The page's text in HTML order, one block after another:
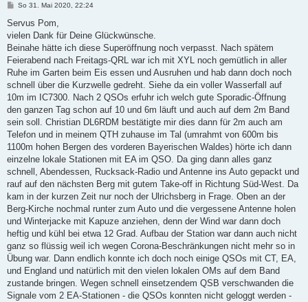
B
i
r
a
So 31. Mai 2020, 22:24
Servus Pom,
vielen Dank für Deine Glückwünsche.
Beinahe hätte ich diese Superöffnung noch verpasst. Nach spätem
Feierabend nach Freitags-QRL war ich mit XYL noch gemütlich in aller
Ruhe im Garten beim Eis essen und Ausruhen und hab dann doch noch
schnell über die Kurzwelle gedreht. Siehe da ein voller Wasserfall auf
10m im IC7300. Nach 2 QSOs erfuhr ich welch gute Sporadic-Öffnung
den ganzen Tag schon auf 10 und 6m läuft und auch auf dem 2m Band
sein soll. Christian DL6RDM bestätigte mir dies dann für 2m auch am
Telefon und in meinem QTH zuhause im Tal (umrahmt von 600m bis
1100m hohen Bergen des vorderen Bayerischen Waldes) hörte ich dann
einzelne lokale Stationen mit EA im QSO. Da ging dann alles ganz
schnell, Abendessen, Rucksack-Radio und Antenne ins Auto gepackt und
rauf auf den nächsten Berg mit gutem Take-off in Richtung Süd-West. Da
kam in der kurzen Zeit nur noch der Ulrichsberg in Frage. Oben an der
Berg-Kirche nochmal runter zum Auto und die vergessene Antenne holen
und Winterjacke mit Kapuze anziehen, denn der Wind war dann doch
heftig und kühl bei etwa 12 Grad. Aufbau der Station war dann auch nicht
ganz so flüssig weil ich wegen Corona-Beschränkungen nicht mehr so in
Übung war. Dann endlich konnte ich doch noch einige QSOs mit CT, EA,
und England und natürlich mit den vielen lokalen OMs auf dem Band
zustande bringen. Wegen schnell einsetzendem QSB verschwanden die
Signale vom 2 EA-Stationen - die QSOs konnten nicht geloggt werden -